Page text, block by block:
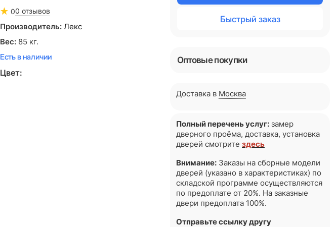
00 отзывов
Производитель: Лекс
Вес: 85 кг.
Есть в наличии
Цвет:
Быстрый заказ
Оптовые покупки
Доставка в Москва
Полный перечень услуг: замер
дверного проёма, доставка, установка
дверей смотрите здесь
Внимание: Заказы на сборные модели
дверей (указано в характеристиках) по
складской программе осуществляются
по предоплате от 20%. На заказные
двери предоплата 100%.
Отправьте ссылку другу